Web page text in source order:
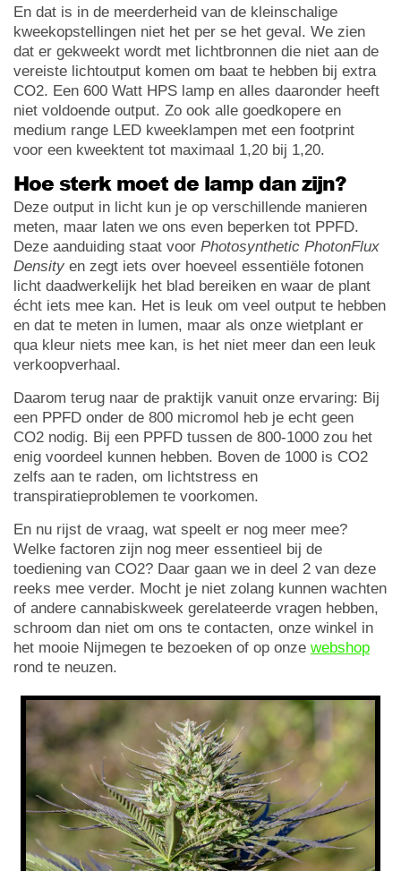
En dat is in de meerderheid van de kleinschalige
kweekopstellingen niet het per se het geval. We zien
dat er gekweekt wordt met lichtbronnen die niet aan de
vereiste lichtoutput komen om baat te hebben bij extra
CO2. Een 600 Watt HPS lamp en alles daaronder heeft
niet voldoende output. Zo ook alle goedkopere en
medium range LED kweeklampen met een footprint
voor een kweektent tot maximaal 1,20 bij 1,20.
Hoe sterk moet de lamp dan zijn?
Deze output in licht kun je op verschillende manieren
meten, maar laten we ons even beperken tot PPFD.
Deze aanduiding staat voor Photosynthetic PhotonFlux
Density en zegt iets over hoeveel essentiële fotonen
licht daadwerkelijk het blad bereiken en waar de plant
écht iets mee kan. Het is leuk om veel output te hebben
en dat te meten in lumen, maar als onze wietplant er
qua kleur niets mee kan, is het niet meer dan een leuk
verkoopverhaal.
Daarom terug naar de praktijk vanuit onze ervaring: Bij
een PPFD onder de 800 micromol heb je echt geen
CO2 nodig. Bij een PPFD tussen de 800-1000 zou het
enig voordeel kunnen hebben. Boven de 1000 is CO2
zelfs aan te raden, om lichtstress en
transpiratieproblemen te voorkomen.
En nu rijst de vraag, wat speelt er nog meer mee?
Welke factoren zijn nog meer essentieel bij de
toediening van CO2? Daar gaan we in deel 2 van deze
reeks mee verder. Mocht je niet zolang kunnen wachten
of andere cannabiskweek gerelateerde vragen hebben,
schroom dan niet om ons te contacten, onze winkel in
het mooie Nijmegen te bezoeken of op onze webshop
rond te neuzen.